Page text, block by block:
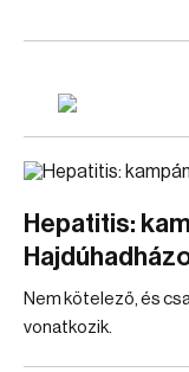
Hepatitis:
Nem kötelező, és
vonatkozik.